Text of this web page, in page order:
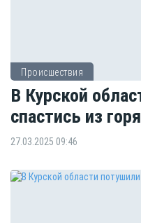
Происшествия
В Курской
спастись из
27.03.2025 09:46